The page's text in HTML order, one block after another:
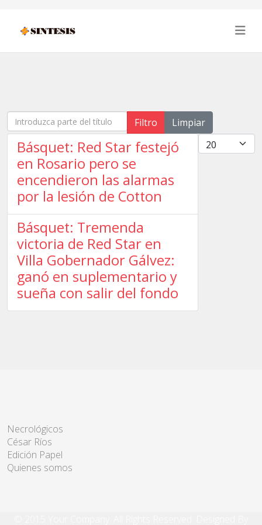
Introduzca parte del título Filtro
Limpiar
Cantidad
Básquet: Red Star festejó
en Rosario pero se
encendieron las alarmas
por la lesión de Cotton
Básquet: Tremenda
victoria de Red Star en
Villa Gobernador Gálvez:
ganó en suplementario y
sueña con salir del fondo
Necrológicos
César Ríos
Edición Papel
Quienes somos